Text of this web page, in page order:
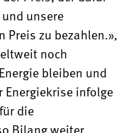
unsere
zu bezahlen.»,
noch
bleiben und
Energiekrise infolge
die
Bilang weiter.